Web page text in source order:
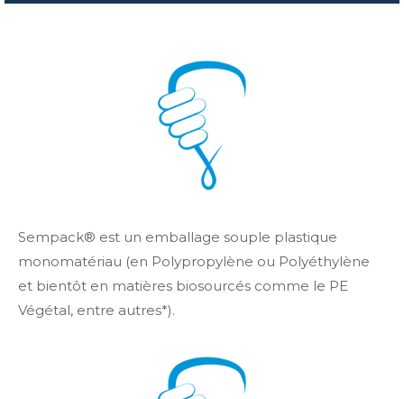
Sempack® est un emballage souple plastique
monomatériau (en Polypropylène ou Polyéthylène
et bientôt en matières biosourcés comme le PE
Végétal, entre autres*).